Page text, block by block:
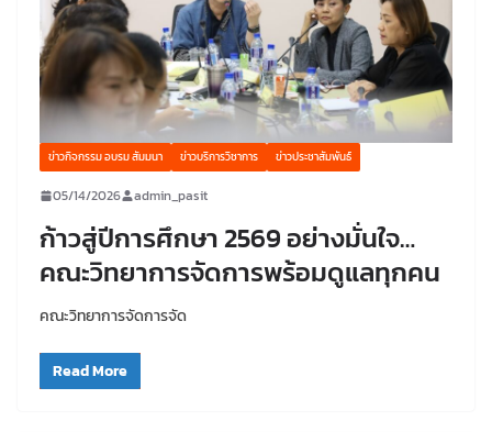
ข่าวกิจกรรม อบรม สัมมนา ข่าวบริการวิชาการ ข่าวประชาสัมพันธ์
05/14/2026 admin_pasit
ก้าวสู่ปีการศึกษา 2569 อย่างมั่นใจ…
คณะวิทยาการจัดการพร้อมดูแลทุกคน
คณะวิทยาการจัดการจัด
Read More